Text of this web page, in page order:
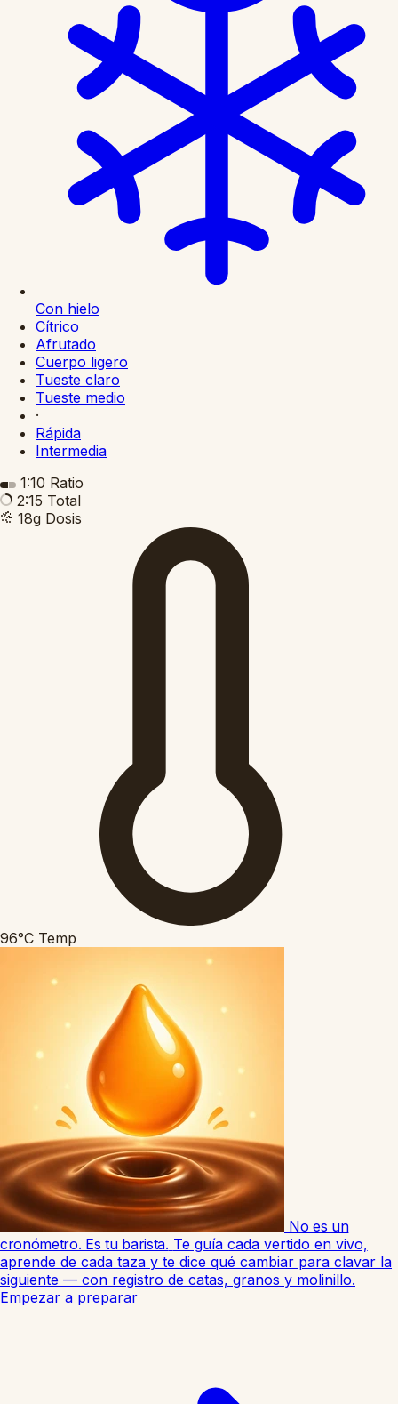
Con hielo
Cítrico
Afrutado
Cuerpo ligero
Tueste claro
Tueste medio
·
Rápida
Intermedia
1:10 Ratio
2:15 Total
18g Dosis
96°C Temp
No es un
cronómetro. Es tu barista. Te guía cada vertido en vivo,
aprende de cada taza y te dice qué cambiar para clavar la
siguiente — con registro de catas, granos y molinillo.
Empezar a preparar